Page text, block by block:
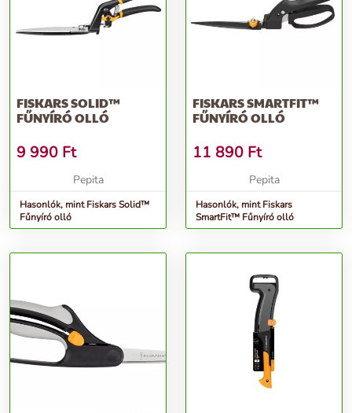
FISKARS SOLID™
FŰNYÍRÓ OLLÓ
9 990 Ft
Pepita
Hasonlók, mint Fiskars Solid™
Fűnyíró olló
FISKARS SMARTFIT™
FŰNYÍRÓ OLLÓ
11 890 Ft
Pepita
Hasonlók, mint Fiskars
SmartFit™ Fűnyíró olló